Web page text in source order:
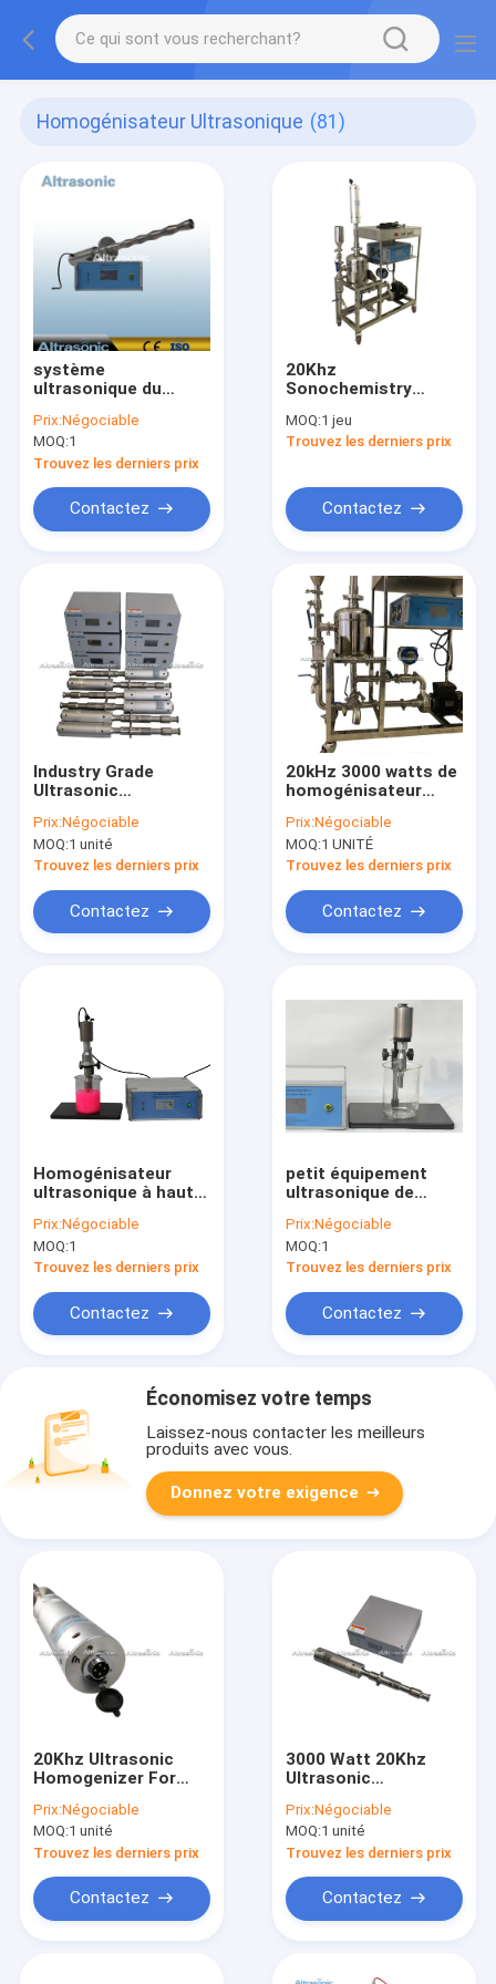
Homogénisateur Ultrasonique (81)
système
ultrasonique du
20Khz
Prix:Négociable
MOQ:1
Trouvez les derniers prix
Contactez
20Khz
Sonochemistry
ultrasonique pour
NanoEmulsion
MOQ:1 jeu
Trouvez les derniers prix
Contactez
Industry Grade
Ultrasonic
Chinese Herbal
Medicine Extract
Prix:Négociable
MOQ:1 unité
Trouvez les derniers prix
Contactez
20kHz 3000 watts de
homogénisateur
titane circulaire de
système ou
sélectionnable en
Prix:Négociable
MOQ:1 UNITÉ
Trouvez les derniers prix
Contactez
Homogénisateur
ultrasonique à haute
durée ultrasonique
de homogénisateur
Prix:Négociable
MOQ:1
Trouvez les derniers prix
Contactez
petit équipement
ultrasonique de
cellules de 35Kg
1000W pour le
disrupteur de cellules
Prix:Négociable
MOQ:1
Trouvez les derniers prix
Contactez
Économisez votre temps
Laissez-nous contacter les meilleurs
produits avec vous.
Donnez votre exigence
20Khz Ultrasonic
Homogenizer For
Breakdown
Prix:Négociable
MOQ:1 unité
Trouvez les derniers prix
Contactez
3000 Watt 20Khz
Ultrasonic
System With
Titanium Alloy Probe
Prix:Négociable
MOQ:1 unité
Trouvez les derniers prix
Contactez